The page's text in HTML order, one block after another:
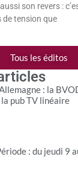
son revers :
tension que
Tous les éditos
: la
pub TV linéaire
: du jeudi 9